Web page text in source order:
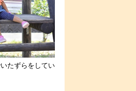
たずらをしてい